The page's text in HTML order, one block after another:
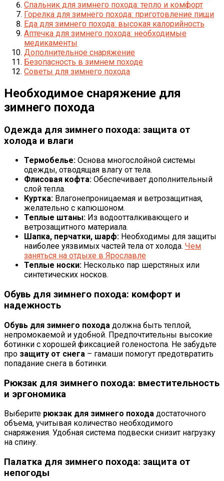
Спальник для зимнего похода: тепло и комфорт
Горелка для зимнего похода: приготовление пищи
Еда для зимнего похода: высокая калорийность
Аптечка для зимнего похода: необходимые
медикаменты
Дополнительное снаряжение
Безопасность в зимнем походе
Советы для зимнего похода
Необходимое снаряжение для
зимнего похода
Одежда для зимнего похода: защита от
холода и влаги
Термобелье: Основа многослойной системы
одежды, отводящая влагу от тела.
Флисовая кофта: Обеспечивает дополнительный
слой тепла.
Куртка: Влагонепроницаемая и ветрозащитная,
желательно с капюшоном.
Теплые штаны: Из водоотталкивающего и
ветрозащитного материала.
Шапка, перчатки, шарф: Необходимы для защиты
наиболее уязвимых частей тела от холода. Чем
заняться на отдыхе в Ярославле
Теплые носки: Несколько пар шерстяных или
синтетических носков.
Обувь для зимнего похода: комфорт и
надежность
Обувь для зимнего похода должна быть теплой,
непромокаемой и удобной. Предпочтительны высокие
ботинки с хорошей фиксацией голеностопа. Не забудьте
про защиту от снега – гамаши помогут предотвратить
попадание снега в ботинки.
Рюкзак для зимнего похода: вместительность
и эргономика
Выберите рюкзак для зимнего похода достаточного
объема, учитывая количество необходимого
снаряжения. Удобная система подвески снизит нагрузку
на спину.
Палатка для зимнего похода: защита от
непогоды